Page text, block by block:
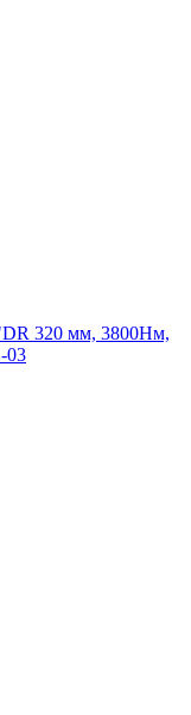
320 мм, 3800Нм,
03